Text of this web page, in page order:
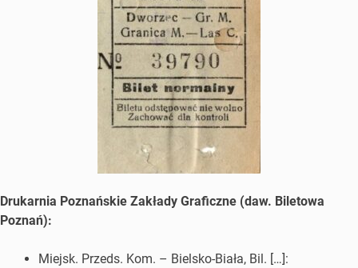
Drukarnia Poznańskie Zakłady Graficzne (daw. Biletowa
Poznań):
Miejsk. Przeds. Kom. – Bielsko-Biała, Bil. […]: